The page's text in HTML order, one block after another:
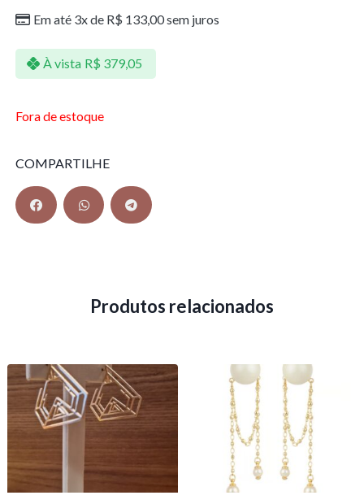
Em até 3x de R$ 133,00sem juros
À vista R$ 379,05
Fora de estoque
COMPARTILHE
Produtos relacionados